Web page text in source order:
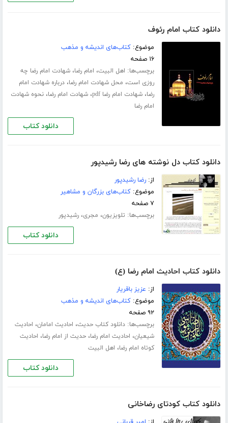
دانلود کتاب امام رئوف
موضوع:کتاب‌های اندیشه و مذهب
۱۶ صفحه
برچسب‌ها: اهل البیت، امام رضا،شهادت امام رضا چه
روزی است، محل شهادت امام رضا،درباره شهادت امام
رضا،شهادت امام رضا pdf ،شهادت امام رضا،نحوه شهادت
امام رضا
دانلود کتاب
دانلود کتاب دل نوشته های رضا رشیدپور
از:رضا رشیدپور
موضوع:کتاب‌های بزرگان و مشاهیر
۷ صفحه
برچسب‌ها: تلویزیون، مجری،رشیدپور
دانلود کتاب
دانلود کتاب احادیث امام رضا (ع)
از: عزیز باقریار
موضوع:کتاب‌های اندیشه و مذهب
۹۲ صفحه
برچسب‌ها:دانلود کتاب حدیث، احادیث امامان، احادیث
شیعیان، احادیث امام رضا،حدیث از امام رضا، احادیث
کوتاه امام رضا، اهل البیت
دانلود کتاب
دانلود کتاب کودتای رضاخانی